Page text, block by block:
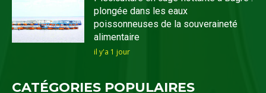
plongée dans les eaux
poissonneuses de la souveraineté
alimentaire
il y'a 1 jour
CATÉGORIES POPULAIRES